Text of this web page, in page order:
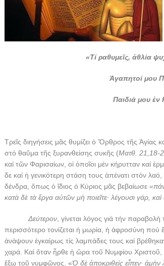
«Τί ραθυμεῖς, ἀθλία
Ἀγαπητοί μου
Παιδιά μου
Τρεῖς διηγήσεις μᾶς θυμίζει ὁ Ὄρθρος τῆς Ἁγίας
στό θαῦμα τῆς ξυρανθείσης συκῆς (Ματθ. 21,18-
καί τῶν Φαρισαίων, οἱ ὁποῖοι μέν κήρυτταν καί
δε καί ἡ γενικότερη στάση τους ἀπένατι στόν
δένδρα, ὅπως ὁ ἴδιος ὁ Κύριος μᾶς βεβαίωσε
κατὰ δὲ τὰ ἔργα αὐτῶν μὴ ποιεῖτε· λέγουσι γάρ,
Δεύτερον, γίνεται λόγος γιά τήν
περισσότερο τονίζεται ἡ μωρία, ἡ ἀφροσύνη πού
ἀνάψουν ἐγκαίρως τίς λαμπάδες τους καί
χαρά. Καί ὅταν ἦρθε ἡ ὥρα τοῦ Νυμφίου
ἔξω τοῦ νυμφῶνος. «Ὁ δὲ ἀποκριθεὶς εἶπεν·